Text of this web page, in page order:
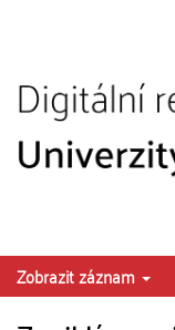
Zobrazit záznam